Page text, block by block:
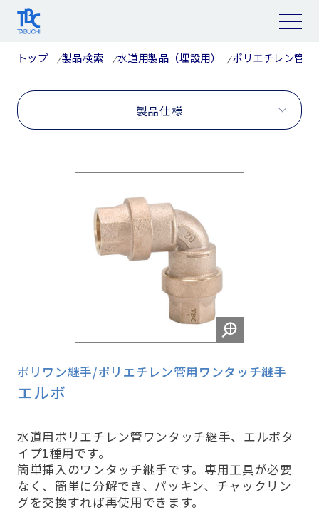
トップ 製品検索 水道用製品（埋設用） ポリエチレン管用
製品仕様
ポリワン継手/ポリエチレン管用ワンタッチ継手
エルボ
水道用ポリエチレン管ワンタッチ継手、エルボタ
イプ1種用です。
簡単挿入のワンタッチ継手です。専用工具が必要
なく、簡単に分解でき、パッキン、チャックリン
グを交換すれば再使用できます。